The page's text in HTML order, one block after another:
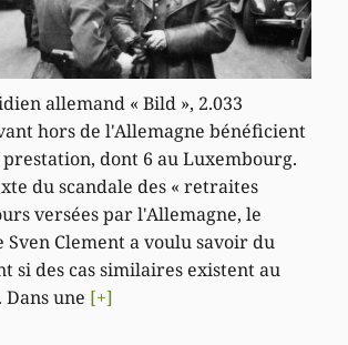
allemand « Bild », 2.033
hors de l'Allemagne bénéficient
dont 6 au Luxembourg.
du scandale des « retraites
versées par l'Allemagne, le
Clement a voulu savoir du
si des cas similaires existent au
une [+]